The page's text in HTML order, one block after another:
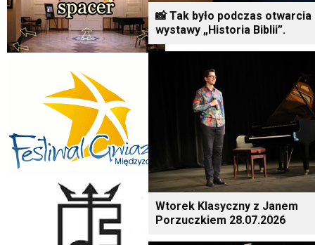
📸 Tak było podczas otwarcia
wystawy „Historia Biblii”.
Wtorek Klasyczny z Janem
Porzuczkiem 28.07.2026